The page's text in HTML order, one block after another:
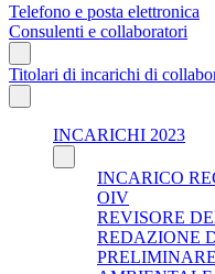
Telefono e posta elettronica
Consulenti e collaboratori
Titolari di incarichi di
INCARICHI 2023
INCARICO
OIV
REVISORE
REDAZIONE